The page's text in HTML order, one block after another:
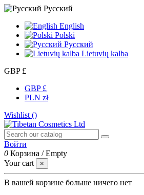
Русский
English
Polski
Русский
Lietuvių kalba
GBP £
GBP £
PLN zł
Wishlist ()
Войти
0 Корзина /Empty
Your cart
×
В вашей корзине больше ничего нет